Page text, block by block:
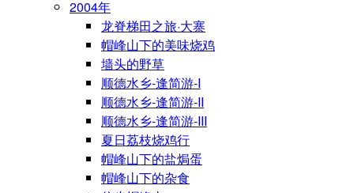
2004年
龙脊梯田之旅·大寨
帽峰山下的美味烧鸡
墙头的野草
顺德水乡-逢简游-I
顺德水乡-逢简游-II
顺德水乡-逢简游-III
夏日荔枝烧鸡行
帽峰山下的盐焗蛋
帽峰山下的杂食